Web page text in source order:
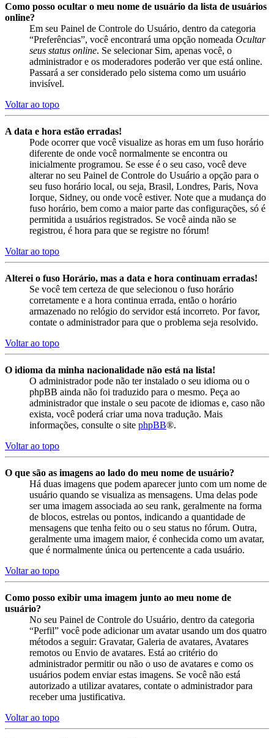
Como posso ocultar o meu nome de usuário da lista de usuários
online?
Em seu Painel de Controle do Usuário, dentro da categoria
“Preferências”, você encontrará uma opção nomeada Ocultar
seus status online. Se selecionar Sim, apenas você, o
administrador e os moderadores poderão ver que está online.
Passará a ser considerado pelo sistema como um usuário
invisível.
Voltar ao topo
A data e hora estão erradas!
Pode ocorrer que você visualize as horas em um fuso horário
diferente de onde você normalmente se encontra ou
inicialmente programou. Se esse é o seu caso, você deve
alterar no seu Painel de Controle do Usuário a opção para o
seu fuso horário local, ou seja, Brasil, Londres, Paris, Nova
Iorque, Sidney, ou onde você estiver. Note que a mudança do
fuso horário, bem como a maior parte das configurações, só é
permitida a usuários registrados. Se você ainda não se
registrou, é hora para que se registre no fórum!
Voltar ao topo
Alterei o fuso Horário, mas a data e hora continuam erradas!
Se você tem certeza de que selecionou o fuso horário
corretamente e a hora continua errada, então o horário
armazenado no relógio do servidor está incorreto. Por favor,
contate o administrador para que o problema seja resolvido.
Voltar ao topo
O idioma da minha nacionalidade não está na lista!
O administrador pode não ter instalado o seu idioma ou o
phpBB ainda não foi traduzido para o mesmo. Peça ao
administrador que instale o seu pacote de idiomas e, caso não
exista, você poderá criar uma nova tradução. Mais
informações, consulte o site phpBB®.
Voltar ao topo
O que são as imagens ao lado do meu nome de usuário?
Há duas imagens que podem aparecer junto com um nome de
usuário quando se visualiza as mensagens. Uma delas pode
ser uma imagem associada ao seu rank, geralmente na forma
de blocos, estrelas ou pontos, indicando a quantidade de
mensagens que tenha feito ou o seu status no fórum. Outra,
geralmente uma imagem maior, é conhecida como um avatar,
que é normalmente única ou pertencente a cada usuário.
Voltar ao topo
Como posso exibir uma imagem junto ao meu nome de
usuário?
No seu Painel de Controle do Usuário, dentro da categoria
“Perfil” você pode adicionar um avatar usando um dos quatro
métodos a seguir: Gravatar, Galeria de avatares, Avatares
remotos ou Envio de avatares. Está ao critério do
administrador permitir ou não o uso de avatares e como os
usuários podem enviar estas imagens. Se você não está
autorizado a utilizar avatares, contate o administrador para
receber uma justificativa.
Voltar ao topo